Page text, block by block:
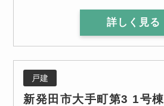
詳しく見る
戸建
新発田市大手町第3 1号棟